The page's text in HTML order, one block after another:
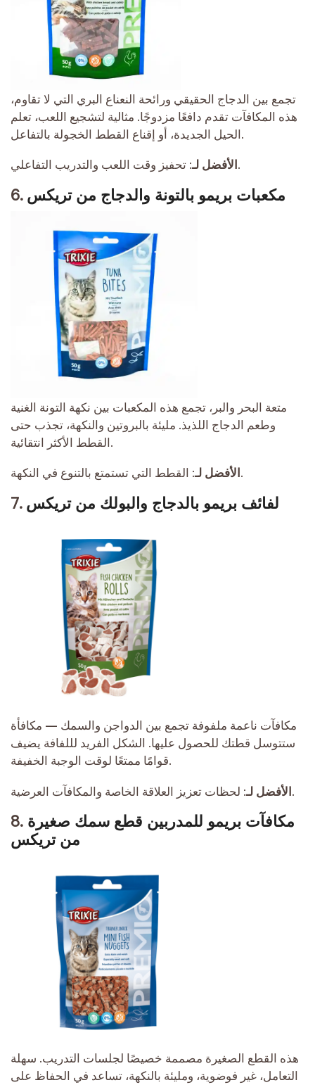
تجمع بين الدجاج الحقيقي ورائحة النعناع البري التي لا تقاوم،
هذه المكافآت تقدم دافعًا مزدوجًا. مثالية لتشجيع اللعب، تعلم
الحيل الجديدة، أو إقناع القطط الخجولة بالتفاعل.
الأفضل لـ:تحفيز وقت اللعب والتدريب التفاعلي.
6. مكعبات بريمو بالتونة والدجاج من تريكس
متعة البحر والبر، تجمع هذه المكعبات بين نكهة التونة الغنية
وطعم الدجاج اللذيذ. مليئة بالبروتين والنكهة، تجذب حتى
القطط الأكثر انتقائية.
الأفضل لـ:القطط التي تستمتع بالتنوع في النكهة.
7. لفائف بريمو بالدجاج والبولك من تريكس
مكافآت ناعمة ملفوفة تجمع بين الدواجن والسمك — مكافأة
ستتوسل قطتك للحصول عليها. الشكل الفريد لللفافة يضيف
قوامًا ممتعًا لوقت الوجبة الخفيفة.
الأفضل لـ:لحظات تعزيز العلاقة الخاصة والمكافآت العرضية.
8. مكافآت بريمو للمدربين قطع سمك صغيرة
من تريكس
هذه القطع الصغيرة مصممة خصيصًا لجلسات التدريب. سهلة
التعامل، غير فوضوية، ومليئة بالنكهة، تساعد في الحفاظ على